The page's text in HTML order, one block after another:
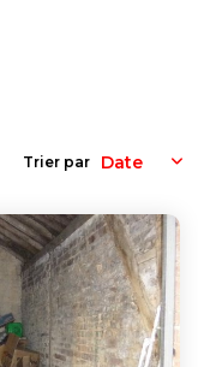
Trier par